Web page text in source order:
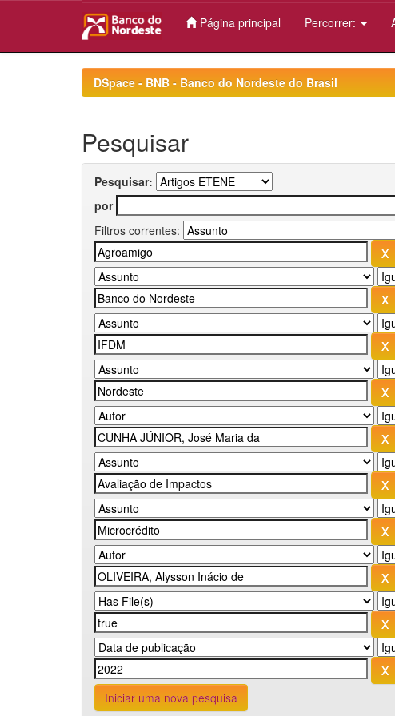
Página principal Percorrer:
DSpace - BNB - Banco do Nordeste do Brasil
Pesquisar
Pesquisar:
por
Filtros correntes:
Iniciar uma nova pesquisa